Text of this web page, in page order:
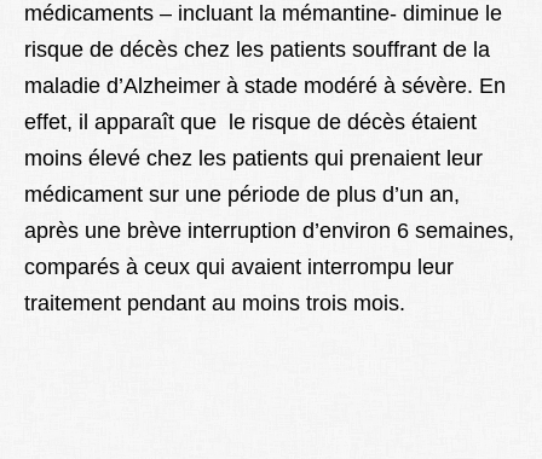
médicaments – incluant la mémantine- diminue le
risque de décès chez les patients souffrant de la
maladie d’Alzheimer à stade modéré à sévère. En
effet, il apparaît que le risque de décès étaient
moins élevé chez les patients qui prenaient leur
médicament sur une période de plus d’un an,
après une brève interruption d’environ 6 semaines,
comparés à ceux qui avaient interrompu leur
traitement pendant au moins trois mois.